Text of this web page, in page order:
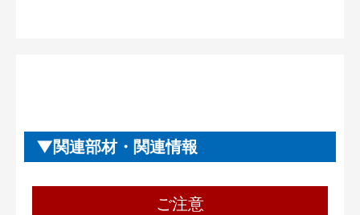
関連部材・関連情報
ご注意